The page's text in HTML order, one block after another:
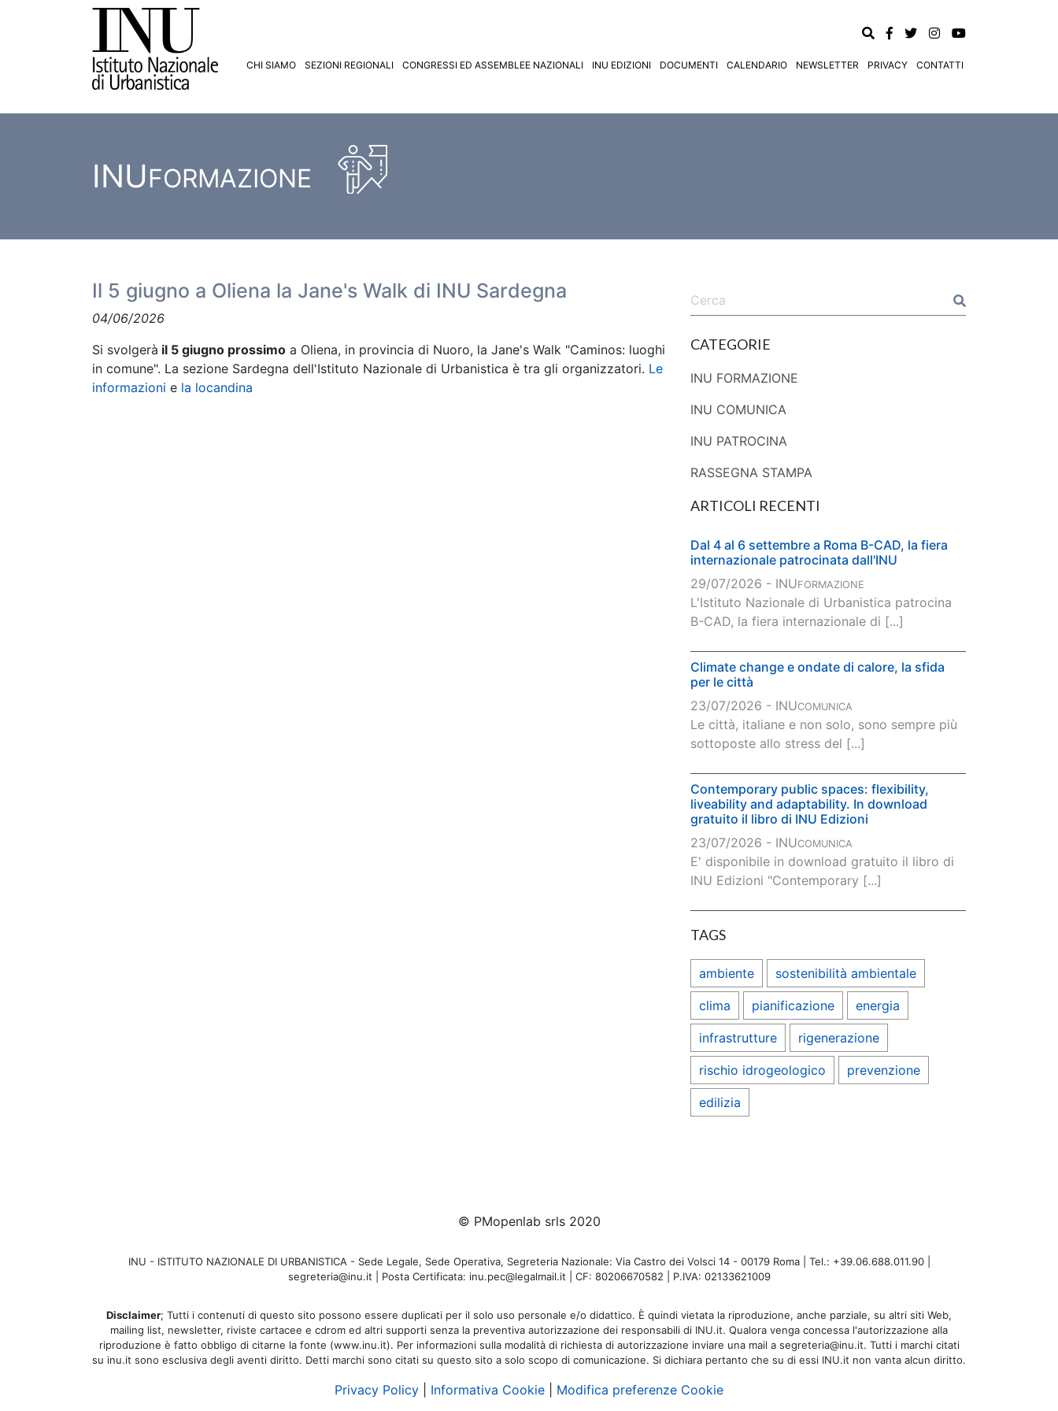
CHI SIAMO SEZIONI REGIONALI CONGRESSI ED ASSEMBLEE NAZIONALI INU EDIZIONI DOCUMENTI CALENDARIO NEWSLETTER PRIVACY CONTATTI
INUFORMAZIONE
Il 5 giugno a Oliena la Jane's Walk di INU Sardegna
04/06/2026
Si svolgerà il 5 giugno prossimo a Oliena, in provincia di Nuoro, la Jane's Walk "Caminos: luoghi
in comune". La sezione Sardegna dell'Istituto Nazionale di Urbanistica è tra gli organizzatori. Le
informazioni e la locandina
CATEGORIE
INU FORMAZIONE
INU COMUNICA
INU PATROCINA
RASSEGNA STAMPA
ARTICOLI RECENTI
Dal 4 al 6 settembre a Roma B-CAD, la fiera
internazionale patrocinata dall'INU
29/07/2026 - INUFORMAZIONE
L'Istituto Nazionale di Urbanistica patrocina
B-CAD, la fiera internazionale di [...]
Climate change e ondate di calore, la sfida
per le città
23/07/2026 - INUCOMUNICA
Le città, italiane e non solo, sono sempre più
sottoposte allo stress del [...]
Contemporary public spaces: flexibility,
liveability and adaptability. In download
gratuito il libro di INU Edizioni
23/07/2026 - INUCOMUNICA
E' disponibile in download gratuito il libro di
INU Edizioni "Contemporary [...]
TAGS
ambiente sostenibilità ambientale
clima pianificazione energia
infrastrutture rigenerazione
rischio idrogeologico prevenzione
edilizia
© PMopenlab srls 2020
INU - ISTITUTO NAZIONALE DI URBANISTICA - Sede Legale, Sede Operativa, Segreteria Nazionale: Via Castro dei Volsci 14 - 00179 Roma | Tel.: +39.06.688.011.90 |
segreteria@inu.it | Posta Certificata: inu.pec@legalmail.it | CF: 80206670582 | P.IVA: 02133621009
Disclaimer; Tutti i contenuti di questo sito possono essere duplicati per il solo uso personale e/o didattico. È quindi vietata la riproduzione, anche parziale, su altri siti Web,
mailing list, newsletter, riviste cartacee e cdrom ed altri supporti senza la preventiva autorizzazione dei responsabili di INU.it. Qualora venga concessa l'autorizzazione alla
riproduzione è fatto obbligo di citarne la fonte (www.inu.it). Per informazioni sulla modalità di richiesta di autorizzazione inviare una mail a segreteria@inu.it. Tutti i marchi citati
su inu.it sono esclusiva degli aventi diritto. Detti marchi sono citati su questo sito a solo scopo di comunicazione. Si dichiara pertanto che su di essi INU.it non vanta alcun diritto.
Privacy Policy Informativa Cookie Modifica preferenze Cookie